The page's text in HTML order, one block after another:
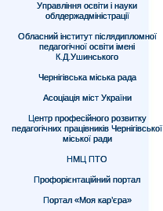
Управління освіти і науки
облдержадміністрації
Обласний інститут післядипломної
педагогічної освіти імені
К.Д.Ушинського
Чернігівська міська рада
Асоціація міст України
Центр професійного розвитку
педагогічних працівників Чернігівської
міської ради
НМЦ ПТО
Профорієнтаційний портал
Портал «Моя кар’єра»